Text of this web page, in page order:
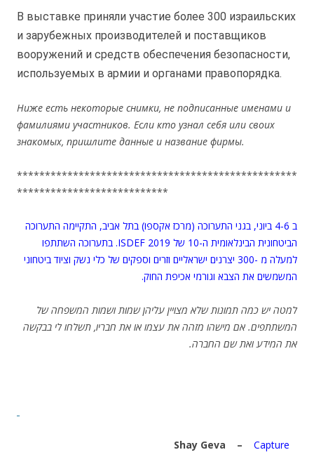
В выставке приняли участие более 300 израильских
и зарубежных производителей и поставщиков
вооружений и средств обеспечения безопасности,
используемых в армии и органами правопорядка.
Ниже есть некоторые снимки, не подписанные именами и
фамилиями участников. Если кто узнал себя или своих
знакомых, пришлите данные и название фирмы.
**************************************************
***************************
ב 4-6 ביוני, בגני התערוכה (מרכז אקספו) בתל אביב, התקיימה התערוכה
הביטחונית הבינלאומית ה-10 של ISDEF 2019. בתערוכה השתתפו
למעלה מ -300 יצרנים ישראליים וזרים וספקים של כלי נשק וציוד ביטחוני
המשמשים את הצבא וגורמי אכיפת החוק.
למטה יש כמה תמונות שלא מצויין עליהן שמות ושמות המשפחה של
המשתתפים. אם מישהו מזהה את עצמו או את חבריו, תשלחו לי בבקשה
את המידע ואת שם החברה.
Shay Geva – Capture